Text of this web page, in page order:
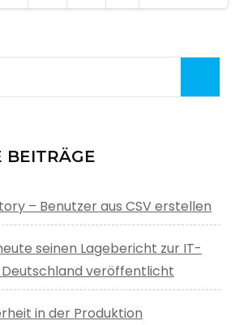
BEITRÄGE
– Benutzer aus CSV erstellen
seinen Lagebericht zur IT-
Deutschland veröffentlicht
in der Produktion